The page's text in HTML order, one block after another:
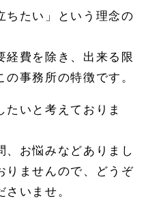
ちたい」という理念の
経費を除き、出来る限
事務所の特徴です。
たいと考えておりま
、お悩みなどありまし
りませんので、どうぞ
いませ。